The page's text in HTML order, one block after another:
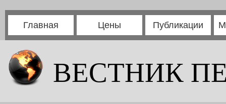
Главная Цены Публикации
ВЕСТНИК